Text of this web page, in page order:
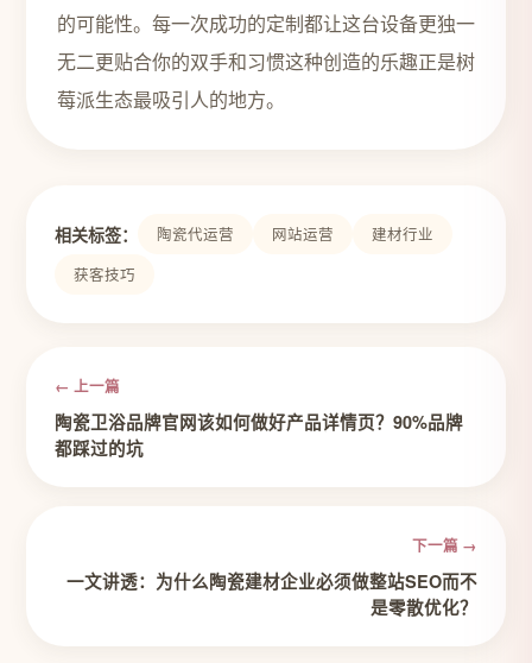
的可能性。每一次成功的定制都让这台设备更独一
无二更贴合你的双手和习惯这种创造的乐趣正是树
莓派生态最吸引人的地方。
相关标签： 陶瓷代运营 网站运营
建材行业
获客技巧
← 上一篇
陶瓷卫浴品牌官网该如何做好产品详情页？90%品牌
都踩过的坑
下一篇 →
一文讲透：为什么陶瓷建材企业必须做整站SEO而不
是零散优化？